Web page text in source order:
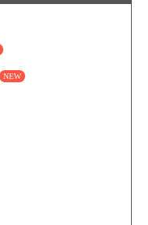
NEW